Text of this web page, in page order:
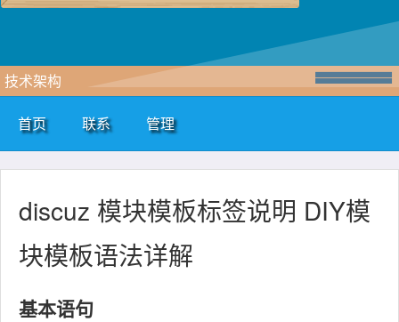
技术架构
首页 联系 管理
discuz 模块模板标签说明 DIY模
块模板语法详解
基本语句